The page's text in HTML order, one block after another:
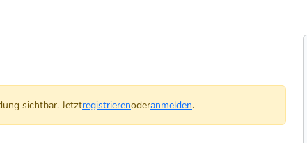
sichtbar. Jetztregistrierenoderanmelden.